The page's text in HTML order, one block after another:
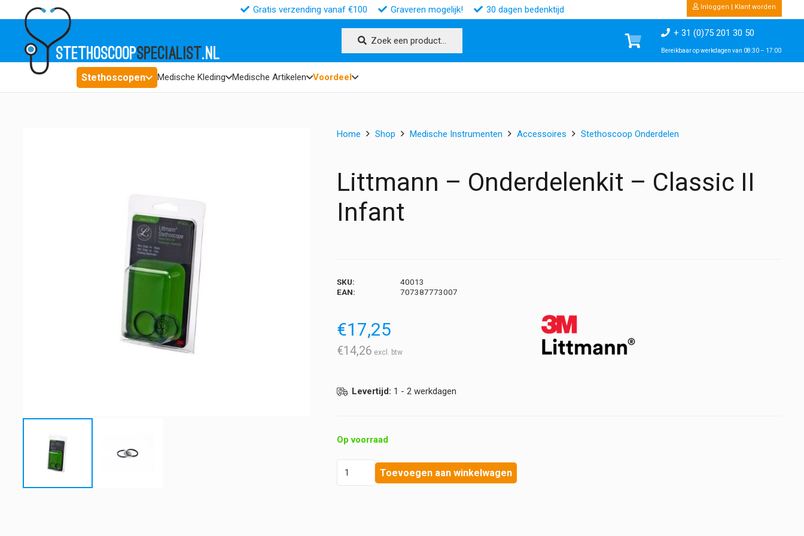
Gratis verzending vanaf €100 Graveren mogelijk! 30 dagen bedenktijd Inloggen | Klant worden
STETHOSCOOPSPECIALIST.NL
Zoek een product…
+ 31 (0)75 201 30 50
Bereikbaar op werkdagen van 08:30 – 17:00
Stethoscopen Medische Kleding Medische Artikelen Voordeel
Home Shop Medische Instrumenten Accessoires Stethoscoop Onderdelen
Littmann – Onderdelenkit – Classic II
Infant
SKU:
40013
EAN:
707387773007
€17,25
€14,26
Levertijd: 1 - 2 werkdagen
Op voorraad
Toevoegen aan winkelwagen